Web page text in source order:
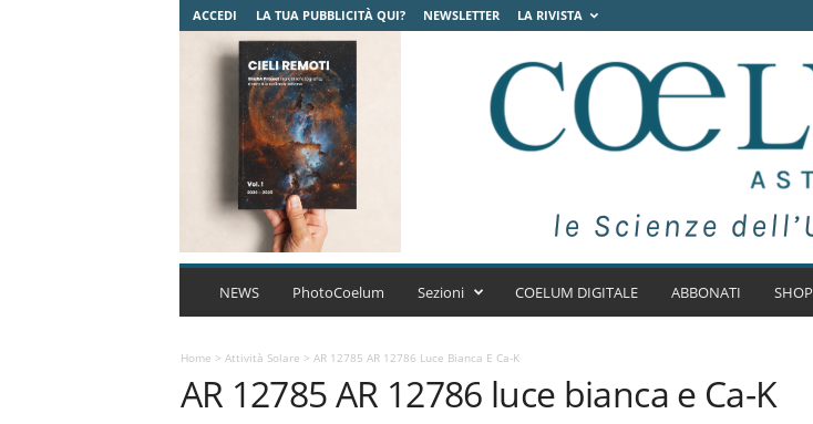
ACCEDI LA TUA PUBBLICITÀ QUI? NEWSLETTER LA RIVISTA
C
u
m
A
NEWS PhotoCoelum Sezioni COELUM DIGITALE ABBONATI SHOP
Home > Attività Solare > AR 12785 AR 12786 Luce Bianca E Ca-K
AR 12785 AR 12786 luce bianca e Ca-K